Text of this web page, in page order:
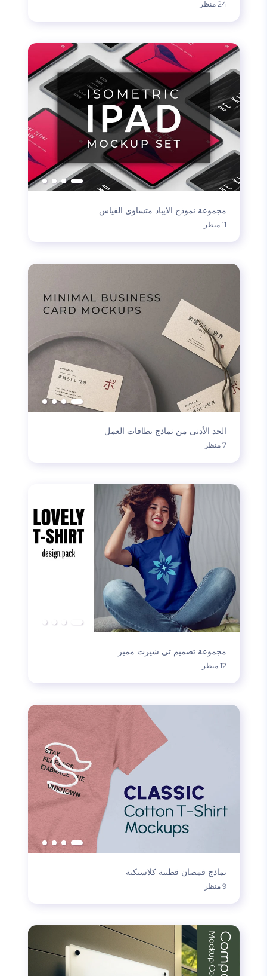
24 منظر
مجموعة نموذج الايباد متساوي القياس
11 منظر
الحد الأدنى من نماذج بطاقات العمل
7 منظر
مجموعة تصميم تي شيرت مميز
12 منظر
نماذج قمصان قطنية كلاسيكية
9 منظر